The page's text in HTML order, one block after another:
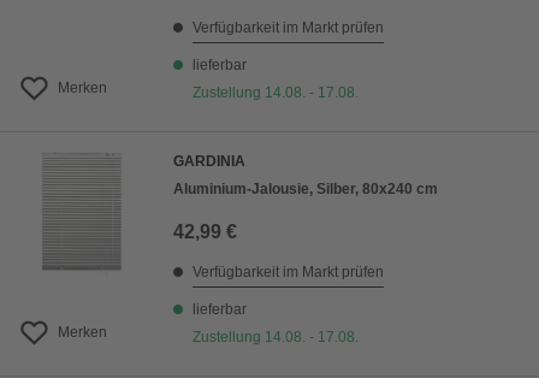
Merken
Verfügbarkeit im Markt prüfen
lieferbar
Zustellung 14.08. - 17.08.
Merken
GARDINIA
Aluminium-Jalousie, Silber, 80x240 cm
42,99 €
Verfügbarkeit im Markt prüfen
lieferbar
Zustellung 14.08. - 17.08.